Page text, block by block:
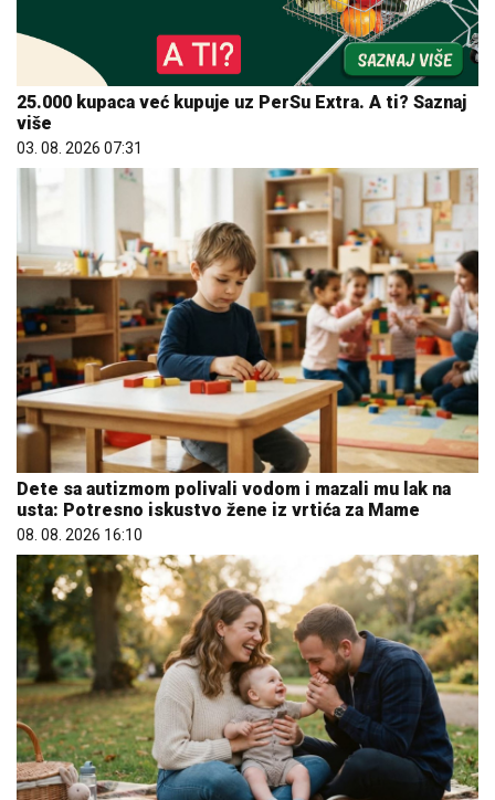
25.000 kupaca već kupuje uz PerSu Extra. A ti? Saznaj
više
03. 08. 2026 07:31
Dete sa autizmom polivali vodom i mazali mu lak na
usta: Potresno iskustvo žene iz vrtića za Mame
08. 08. 2026 16:10